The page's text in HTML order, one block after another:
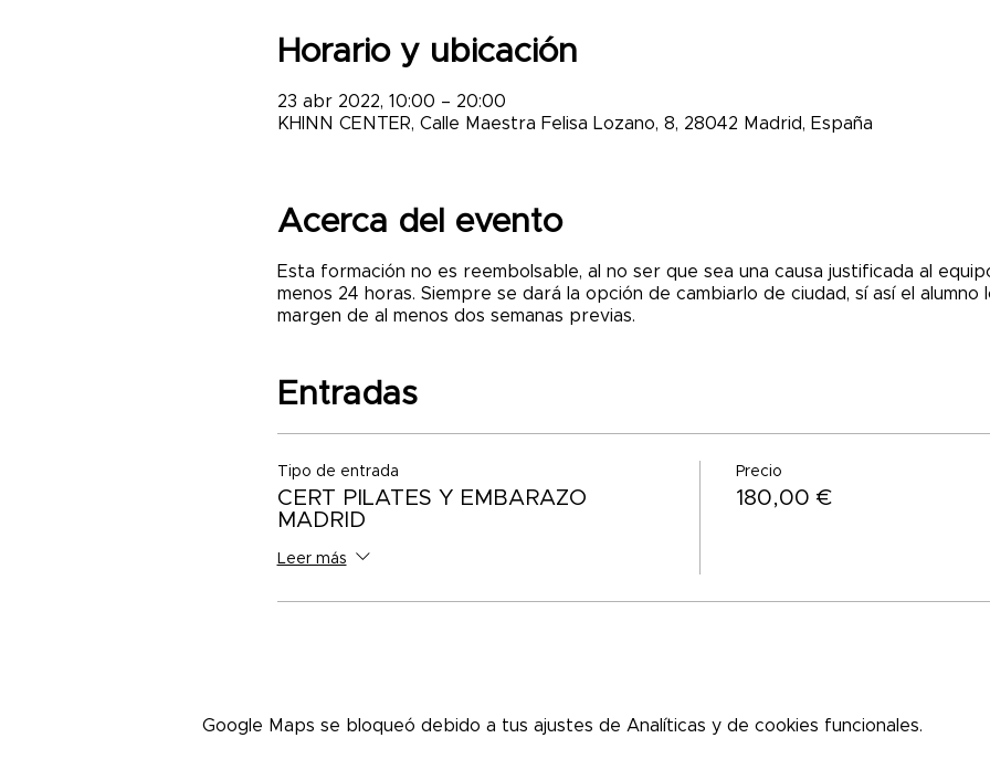
Horario y ubicación
23 abr 2022, 10:00 – 20:00
KHINN CENTER, Calle Maestra Felisa Lozano, 8, 28042 Madrid, España
Acerca del evento
Esta formación no es reembolsable, al no ser que sea una causa justificada al
menos 24 horas. Siempre se dará la opción de cambiarlo de ciudad, sí así el alumno
margen de al menos dos semanas previas.
Entradas
Tipo de entrada
CERT PILATES Y EMBARAZO
MADRID
Leer más
Precio
180,00 €
Google Maps se bloqueó debido a tus ajustes de Analíticas y de cookies funcionales.